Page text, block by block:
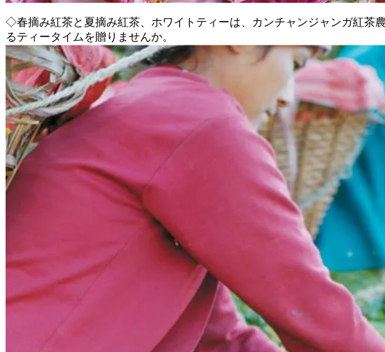
◇春摘み紅茶と夏摘み紅茶、ホワイトティーは、カンチャンジャンガ紅茶
るティータイムを贈りませんか。